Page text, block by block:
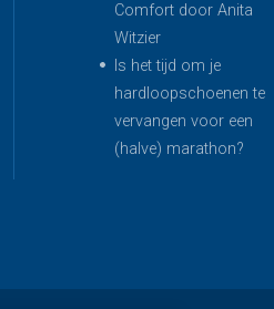
Comfort door Anita
Witzier
Is het tijd om je
hardloopschoenen te
vervangen voor een
(halve) marathon?